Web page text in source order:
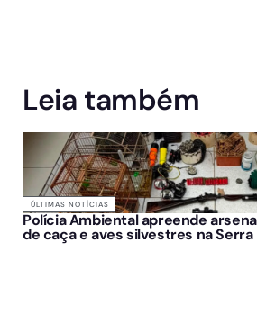
Leia também
ÚLTIMAS NOTÍCIAS
Polícia Ambiental apreende
de caça e aves silvestres na Serra